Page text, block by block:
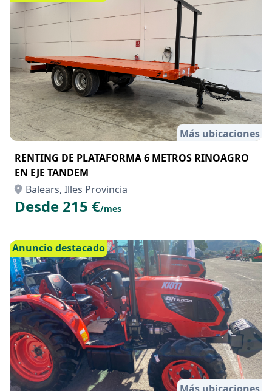
Más ubicaciones
RENTING DE PLATAFORMA 6 METROS RINOAGRO
EN EJE TANDEM
Balears, Illes Provincia
Desde 215 €/mes
Anuncio destacado